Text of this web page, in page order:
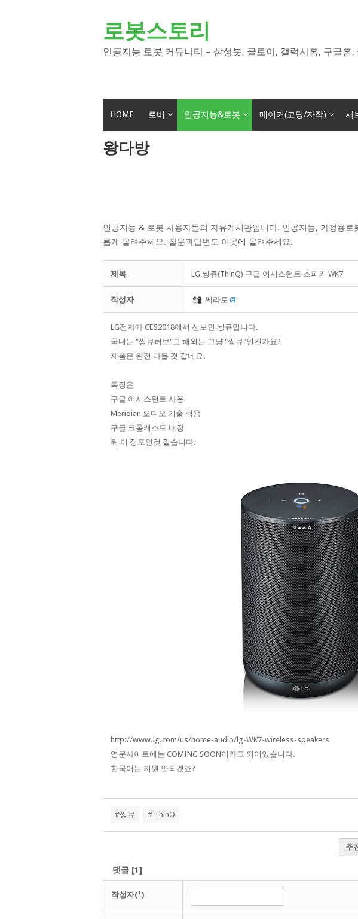
로봇스토리
인공지능 로봇 커뮤니티 – 삼성봇, 클로이, 갤럭시홈, 구글
HOME 로비 인공지능&로봇 메이커(코딩/자작) 서
왕다방
인공지능 & 로봇 사용자들의 자유게시판입니다. 인공지능, 가정용
롭게 올려주세요. 질문과답변도 이곳에 올려주세요.
제목 LG 씽큐(ThinQ) 구글 어시스턴트 스피커 WK7
작성자 쎄라토
LG전자가 CES2018에서 선보인 씽큐입니다.
국내는 "씽큐허브"고 해외는 그냥 "씽큐"인건가요?
​제품은 완전 다를 것 같네요.
특징은
구글 어시스턴트 사용
Meridian 오디오 기술 적용
구글 크롬캐스트 내장
뭐 이 정도인것 같습니다.
http://www.lg.com/us/home-audio/lg-WK7-wireless-speakers
영문사이트에는 COMING SOON이라고 되어있습니다.
한국어는 지원 안되겠죠?
#씽큐 # ThinQ
추
댓글 [1]
작성자(*)